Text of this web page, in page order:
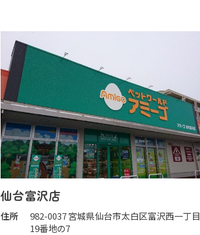
仙台富沢店
住所
982-0037 宮城県仙台市太白区富沢西一丁目
19番地の7